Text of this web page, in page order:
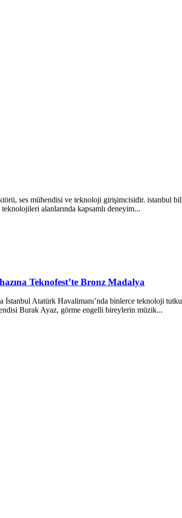
ses mühendisi ve teknoloji girişimcisidir. istanbul
alanlarında kapsamlı deneyim...
Teknofest’te Bronz Madalya
Atatürk Havalimanı’nda binlerce teknoloji
Burak Ayaz, görme engelli bireylerin müzik...